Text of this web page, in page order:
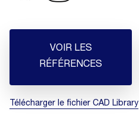
VOIR LES
RÉFÉRENCES
Télécharger le fichier CAD Library